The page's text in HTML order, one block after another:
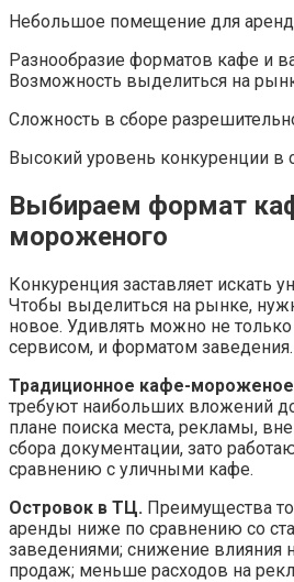
Небольшое помещение для
Разнообразие форматов кафе и
Возможность выделиться на
Сложность в сборе
Высокий уровень конкуренции в
Выбираем формат
мороженого
Конкуренция заставляет искать
Чтобы выделиться на рынке,
новое. Удивлять можно не
сервисом, и форматом заведения.
Традиционное кафе-
требуют наибольших вложений
плане поиска места, рекламы,
сбора документации, зато
сравнению с уличными кафе.
Островок в ТЦ. Преимущества
аренды ниже по сравнению со
заведениями; снижение влияния
продаж; меньше расходов на